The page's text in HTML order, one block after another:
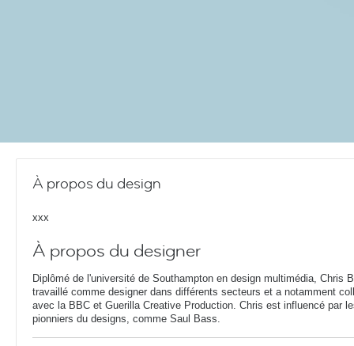
À propos du design
xxx
À propos du designer
Diplômé de l'université de Southampton en design multimédia, Chris
travaillé comme designer dans différents secteurs et a notamment
avec la BBC et Guerilla Creative Production. Chris est influencé par
pionniers du designs, comme Saul Bass.